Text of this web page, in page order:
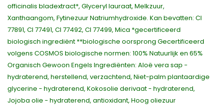
officinalis bladextract*, Glyceryl lauraat, Melkzuur,
Xanthaangom, Fytinezuur Natriumhydroxide. Kan bevatten: CI
77891, CI 77491, CI 77492, CI 77499, Mica *gecertificeerd
biologisch ingrediënt **biologische oorsprong Gecertificeerd
volgens COSMOS biologische normen: 100% Natuurlijk en 65%
Organisch Gewoon Engels Ingrediënten: Aloë vera sap -
hydraterend, herstellend, verzachtend, Niet-palm plantaardige
glycerine - hydraterend, Kokosolie derivaat - hydraterend,
Jojoba olie - hydraterend, antioxidant, Hoog oliezuur